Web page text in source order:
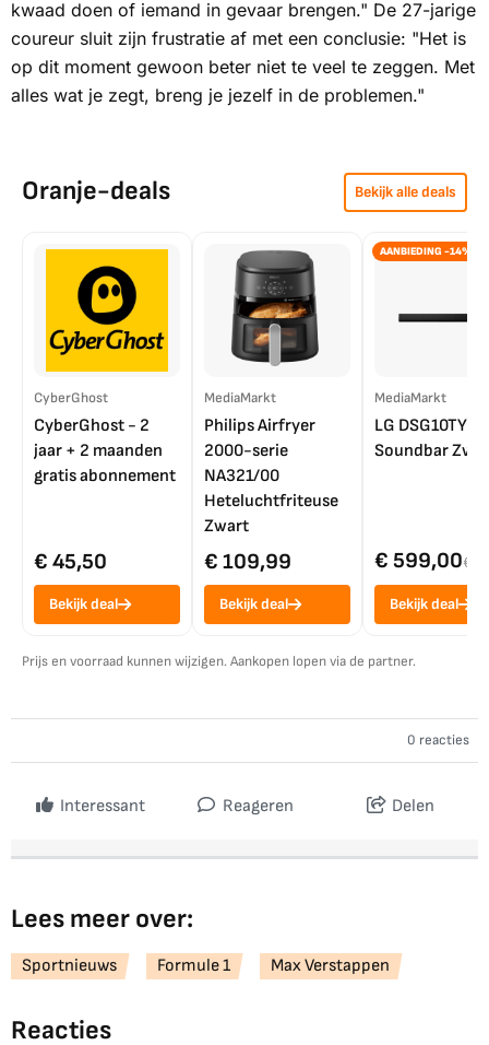
kwaad doen of iemand in gevaar brengen." De 27-jarige
coureur sluit zijn frustratie af met een conclusie: "Het is
op dit moment gewoon beter niet te veel te zeggen. Met
alles wat je zegt, breng je jezelf in de problemen."
Oranje-deals Bekijk alle deals
CyberGhost
CyberGhost - 2
jaar + 2 maanden
gratis abonnement
€ 45,50
Bekijk deal
MediaMarkt
Philips Airfryer
2000-serie
NA321/00
Heteluchtfriteuse
Zwart
€ 109,99
Bekijk deal
AANBIEDING -14%
MediaMarkt
LG DSG10TY
Soundbar
€ 599,00€
Bekijk deal
Prijs en voorraad kunnen wijzigen. Aankopen lopen via de partner.
0 reacties
Interessant Reageren Delen
Lees meer over:
Sportnieuws Formule 1 Max Verstappen
Reacties